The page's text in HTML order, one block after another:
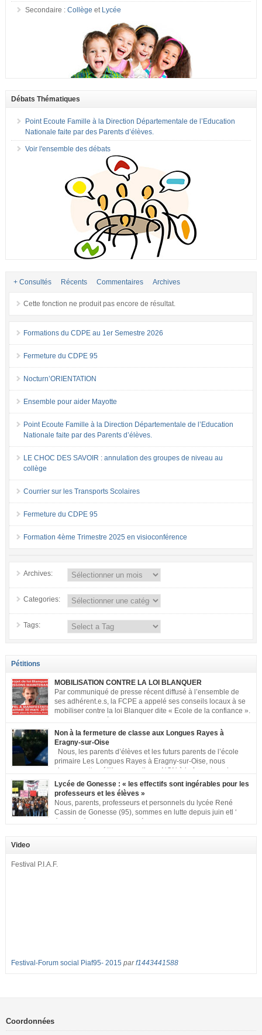
Secondaire : Collège et Lycée
Débats Thématiques
Point Ecoute Famille à la Direction Départementale de l’Education
Nationale faite par des Parents d’élèves.
Voir l'ensemble des débats
+ Consultés Récents Commentaires Archives
Cette fonction ne produit pas encore de résultat.
Formations du CDPE au 1er Semestre 2026
Fermeture du CDPE 95
Nocturn’ORIENTATION
Ensemble pour aider Mayotte
Point Ecoute Famille à la Direction Départementale de l’Education
Nationale faite par des Parents d’élèves.
LE CHOC DES SAVOIR : annulation des groupes de niveau au
collège
Courrier sur les Transports Scolaires
Fermeture du CDPE 95
Formation 4ème Trimestre 2025 en visioconférence
Archives:
Categories:
Tags:
Pétitions
MOBILISATION CONTRE LA LOI BLANQUER
Par communiqué de presse récent diffusé à l’ensemble de
ses adhérent.e.s, la FCPE a appelé ses conseils locaux à se
mobiliser contre la loi Blanquer dite « Ecole de la confiance ».
met à votre disposition ce kit de mobilisation comprenant : 1 affiche
appelant […]
Non à la fermeture de classe aux Longues Rayes à
Eragny-sur-Oise
Nous, les parents d’élèves et les futurs parents de l’école
primaire Les Longues Rayes à Eragny-sur-Oise, nous
signons cette pétition pour dire « NON à la fermeture de
classe aux Longues Rayes ». Non à la dégradation continue des conditions
d’accueil et d’apprentissage de nos enfants à l’école primaire. Chaque
enfant a droit à […]
Lycée de Gonesse : « les effectifs sont ingérables pour les
professeurs et les élèves »
Nous, parents, professeurs et personnels du lycée René
Cassin de Gonesse (95), sommes en lutte depuis juin etl ‘
équipe pédagogique en grève depuis le vendredi 2
nombreuses classes de première et […]
Video
Festival P.I.A.F.
Festival-Forum social Piaf95- 2015 parf1443441588
Coordonnées